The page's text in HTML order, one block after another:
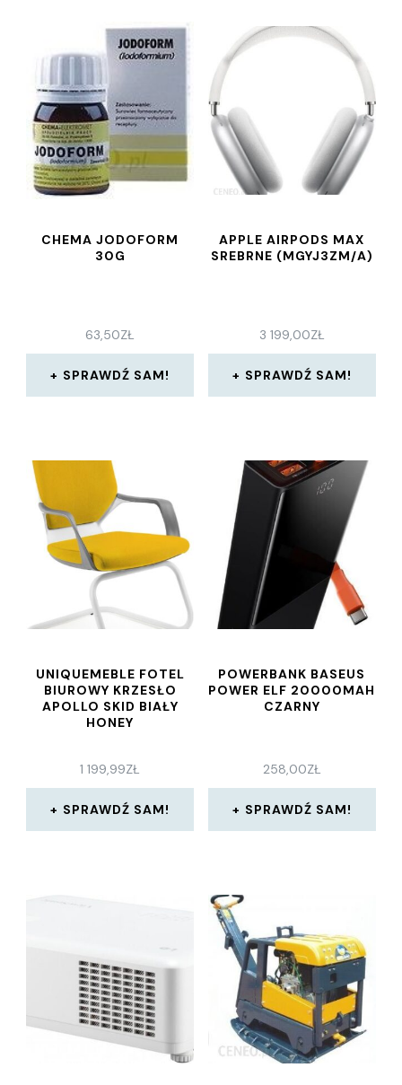
CHEMA JODOFORM
30G
63,50ZŁ
SPRAWDŹ SAM!
APPLE AIRPODS MAX
SREBRNE (MGYJ3ZM/A)
3 199,00ZŁ
SPRAWDŹ SAM!
UNIQUEMEBLE FOTEL
BIUROWY KRZESŁO
APOLLO SKID BIAŁY
HONEY
1 199,99ZŁ
SPRAWDŹ SAM!
POWERBANK BASEUS
POWER ELF 20000MAH
CZARNY
258,00ZŁ
SPRAWDŹ SAM!